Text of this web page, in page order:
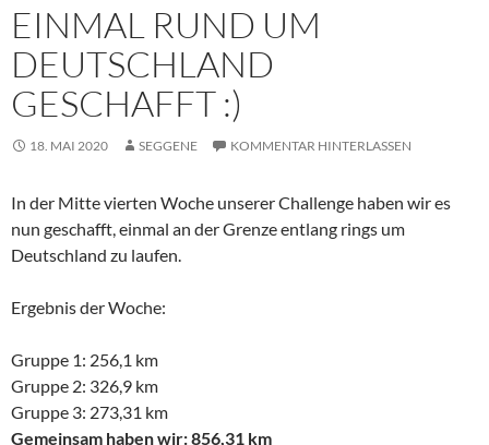
EINMAL RUND UM
DEUTSCHLAND
GESCHAFFT :)
18. MAI 2020 SEGGENE KOMMENTAR HINTERLASSEN
In der Mitte vierten Woche unserer Challenge haben wir es
nun geschafft, einmal an der Grenze entlang rings um
Deutschland zu laufen.
Ergebnis der Woche:
Gruppe 1: 256,1 km
Gruppe 2: 326,9 km
Gruppe 3: 273,31 km
Gemeinsam haben wir: 856,31 km